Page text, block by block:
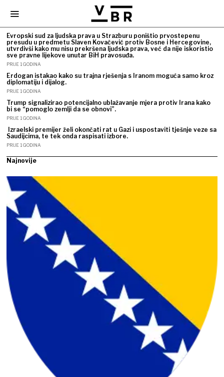
Evropski sud za ljudska prava u Strazburu poništio prvostepenu
presudu u predmetu Slaven Kovačević protiv Bosne i Hercegovine,
utvrdivši kako mu nisu prekršena ljudska prava, već da nije iskoristio
sve pravne lijekove unutar BiH pravosuđa.
PRIJE 1 GODINA
Erdogan istakao kako su trajna rješenja s Iranom moguća samo kroz
diplomatiju i dijalog.
PRIJE 1 GODINA
Trump signalizirao potencijalno ublažavanje mjera protiv Irana kako
bi se “pomoglo zemlji da se obnovi”.
PRIJE 1 GODINA
Izraelski premijer želi okončati rat u Gazi i uspostaviti tješnje veze sa
Saudijcima, te tek onda raspisati izbore.
PRIJE 1 GODINA
Najnovije